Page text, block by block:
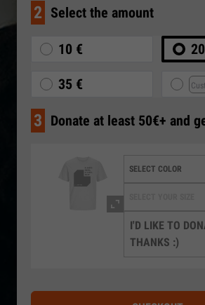
2 Select the amount
10 €
35 €
3 Donate at least 50€+ and
I'D LIKE TO
THANKS :)